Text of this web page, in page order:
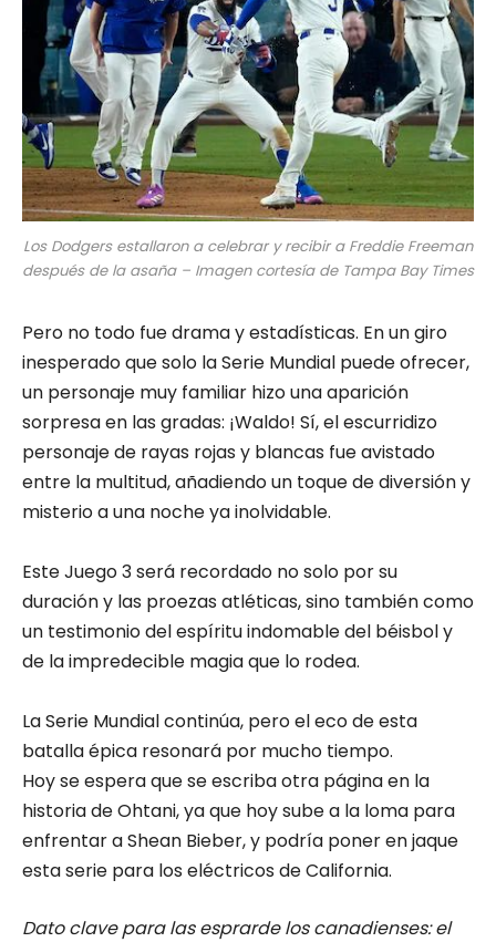
Los Dodgers estallaron a celebrar y recibir a Freddie Freeman
después de la asaña – Imagen cortesía de Tampa Bay Times
Pero no todo fue drama y estadísticas. En un giro
inesperado que solo la Serie Mundial puede ofrecer,
un personaje muy familiar hizo una aparición
sorpresa en las gradas: ¡Waldo! Sí, el escurridizo
personaje de rayas rojas y blancas fue avistado
entre la multitud, añadiendo un toque de diversión y
misterio a una noche ya inolvidable.
Este Juego 3 será recordado no solo por su
duración y las proezas atléticas, sino también como
un testimonio del espíritu indomable del béisbol y
de la impredecible magia que lo rodea.
La Serie Mundial continúa, pero el eco de esta
batalla épica resonará por mucho tiempo.
Hoy se espera que se escriba otra página en la
historia de Ohtani, ya que hoy sube a la loma para
enfrentar a Shean Bieber, y podría poner en jaque
esta serie para los eléctricos de California.
Dato clave para las esprarde los canadienses: el